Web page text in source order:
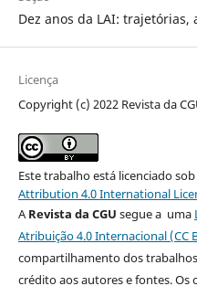
Dez anos da LAI: trajetórias,
Licença
Copyright (c) 2022 Revista da
Este trabalho está licenciado
Attribution 4.0 International
ARevista da CGU segue a uma
Atribuição 4.0 Internacional (CC
compartilhamento dos
crédito aos autores e fontes. Os